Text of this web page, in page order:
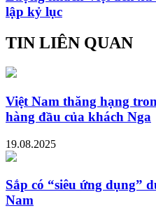
lập kỷ lục
TIN LIÊN QUAN
Việt Nam thăng hạng
hàng đầu của khách Nga
19.08.2025
Sắp có “siêu ứng dụng”
Nam